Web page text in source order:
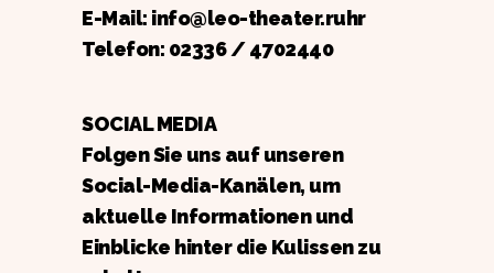
E-Mail: info@leo-theater.ruhr
Telefon: 02336 / 4702440
SOCIAL MEDIA
Folgen Sie uns auf unseren
Social-Media-Kanälen, um
aktuelle Informationen und
Einblicke hinter die Kulissen zu